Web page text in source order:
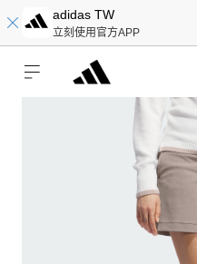
adidas TW
立刻使用官方APP